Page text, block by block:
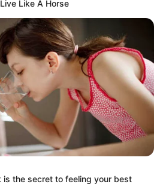
прикордонників водій
транспортний засіб для
підставу для безперешкодного
пости, пред’явив
по боротьбі з корупцією та
Таке ж посвідчення мав
згодом прикордонники,
повністю сфальшованими.
до якого долучилися
розшукового відділу
чоловіків також виявили
Like A Horse
is the secret to feeling your best